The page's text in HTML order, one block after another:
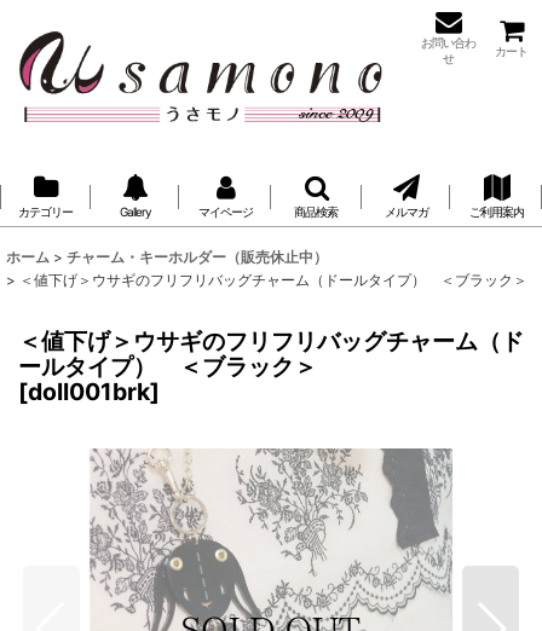
お問い合わ
せ
カート
カテゴリー Gallery マイページ 商品検索 メルマガ ご利用案内
ホーム > チャーム・キーホルダー（販売休止中）
> ＜値下げ＞ウサギのフリフリバッグチャーム（ドールタイプ） ＜ブラック＞
＜値下げ＞ウサギのフリフリバッグチャーム（ド
ールタイプ） ＜ブラック＞
[doll001brk]